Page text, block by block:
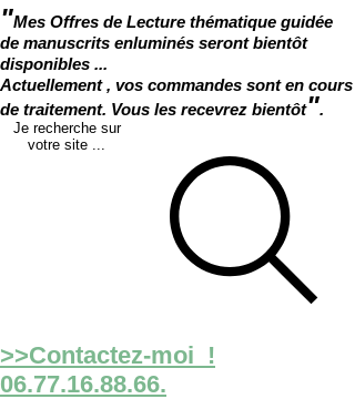
"Mes Offres de Lecture thématique guidée
de manuscrits enluminés seront bientôt
disponibles ...
Actuellement , vos commandes sont en cours
de traitement. Vous les recevrez bientôt".
Je recherche sur
votre site ...
>>Contactez-moi !
06.77.16.88.66.